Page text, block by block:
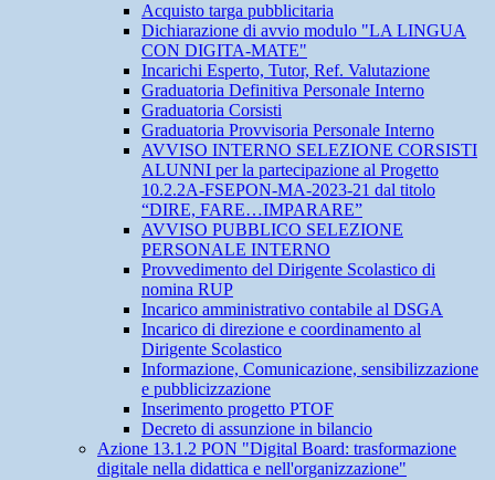
Acquisto targa pubblicitaria
Dichiarazione di avvio modulo "LA LINGUA
CON DIGITA-MATE"
Incarichi Esperto, Tutor, Ref. Valutazione
Graduatoria Definitiva Personale Interno
Graduatoria Corsisti
Graduatoria Provvisoria Personale Interno
AVVISO INTERNO SELEZIONE CORSISTI
ALUNNI per la partecipazione al Progetto
10.2.2A-FSEPON-MA-2023-21 dal titolo
“DIRE, FARE…IMPARARE”
AVVISO PUBBLICO SELEZIONE
PERSONALE INTERNO
Provvedimento del Dirigente Scolastico di
nomina RUP
Incarico amministrativo contabile al DSGA
Incarico di direzione e coordinamento al
Dirigente Scolastico
Informazione, Comunicazione, sensibilizzazione
e pubblicizzazione
Inserimento progetto PTOF
Decreto di assunzione in bilancio
Azione 13.1.2 PON "Digital Board: trasformazione
digitale nella didattica e nell'organizzazione"